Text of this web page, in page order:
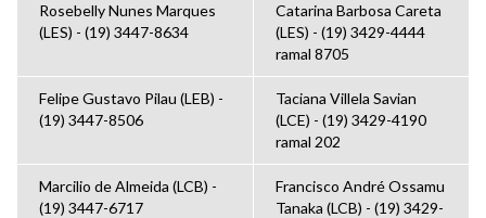
Rosebelly Nunes Marques
(LES) - (19) 3447-8634
Catarina Barbosa Careta
(LES) - (19) 3429-4444
ramal 8705
Felipe Gustavo Pilau (LEB) -
(19) 3447-8506
Taciana Villela Savian
(LCE) - (19) 3429-4190
ramal 202
Marcilio de Almeida (LCB) -
(19) 3447-6717
Francisco André Ossamu
Tanaka (LCB) - (19) 3429-